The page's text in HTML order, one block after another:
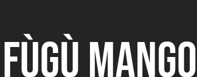
FÙGÙ MANGO